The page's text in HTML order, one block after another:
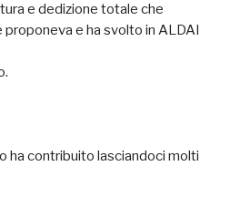
e dedizione totale che
e ha svolto in ALDAI
ha contribuito lasciandoci molti